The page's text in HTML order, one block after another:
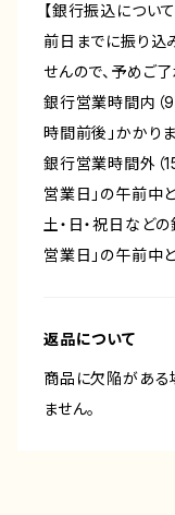
【銀行振込について
前日までに振り込
せんので、予めご了
銀行営業時間内（9
時間前後」かかりま
銀行営業時間外（
営業日」の午前中と
土・日・祝日など
営業日」の午前中と
返品について
商品に欠陥がある
ません。